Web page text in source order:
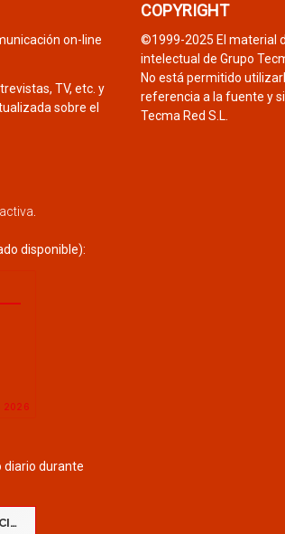
on-line
TV, etc. y
sobre el
disponible):
diario durante
COPYRIGHT
©1999-2025 El material
intelectual de Grupo
No está permitido
referencia a la fuente y
Tecma Red S.L.